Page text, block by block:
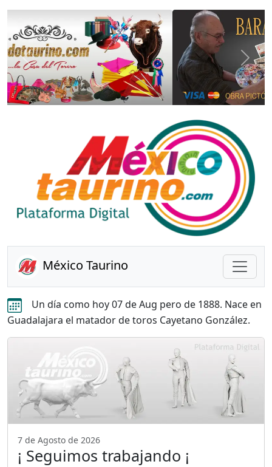
Anterior
México Taurino
Un día como hoy 07 de Aug pero de 1888. Nace en
Guadalajara el matador de toros Cayetano González.
7 de Agosto de 2026
¡ Seguimos trabajando ¡